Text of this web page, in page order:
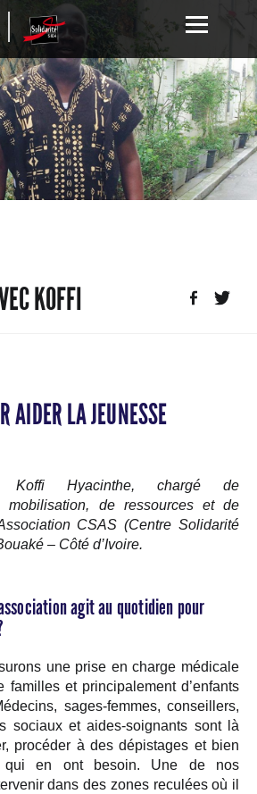
KOFFI
AIDER LA JEUNESSE
Koffi Hyacinthe, chargé de
mobilisation, de ressources et de
CSAS (Centre Solidarité
– Côté d’Ivoire.
agit au quotidien pour
une prise en charge médicale
familles et principalement d’enfants
sages-femmes, conseillers,
sociaux et aides-soignants sont là
procéder à des dépistages et bien
qui en ont besoin. Une de nos
dans des zones reculées où il